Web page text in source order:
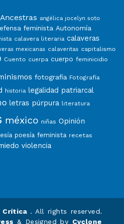
Ancestras angélica jocelyn soto
feminista Autonomía
calavera literaria calaveras
mexicanas calaveritas capitalismo
Cuento cuerpa cuerpo feminicidio
fotografía Fotografía
historia legalidad patriarcal
letras púrpura literatura
méxico niñas Opinión
poesía feminista recetas
violencia
Crítica . All rights reserved.
& Designed by Cyclone